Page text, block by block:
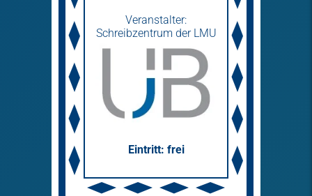
Veranstalter:
Schreibzentrum der LMU
Eintritt: frei